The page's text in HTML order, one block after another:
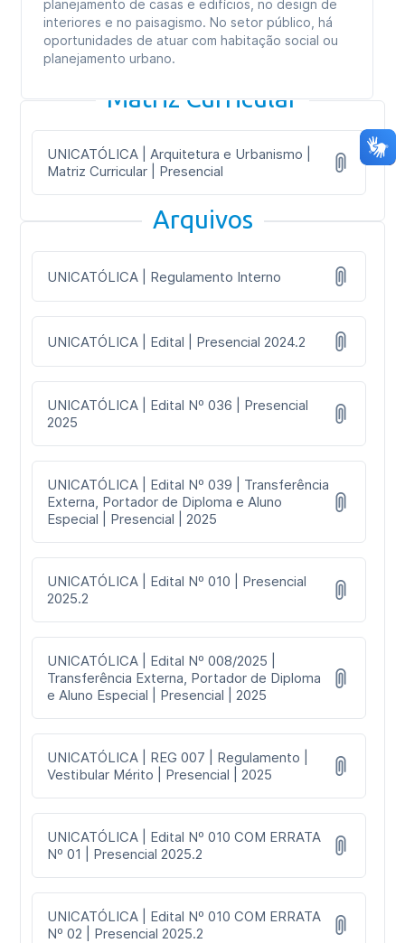
planejamento de casas e edifícios, no design de
interiores e no paisagismo. No setor público, há
oportunidades de atuar com habitação social ou
planejamento urbano.
Matriz Curricular
UNICATÓLICA | Arquitetura e Urbanismo |
Matriz Curricular | Presencial
Arquivos
UNICATÓLICA | Regulamento Interno
UNICATÓLICA | Edital | Presencial 2024.2
UNICATÓLICA | Edital Nº 036 | Presencial
2025
UNICATÓLICA | Edital Nº 039 | Transferência
Externa, Portador de Diploma e Aluno
Especial | Presencial | 2025
UNICATÓLICA | Edital Nº 010 | Presencial
2025.2
UNICATÓLICA | Edital Nº 008/2025 |
Transferência Externa, Portador de Diploma
e Aluno Especial | Presencial | 2025
UNICATÓLICA | REG 007 | Regulamento |
Vestibular Mérito | Presencial | 2025
UNICATÓLICA | Edital Nº 010 COM ERRATA
Nº 01 | Presencial 2025.2
UNICATÓLICA | Edital Nº 010 COM ERRATA
Nº 02 | Presencial 2025.2